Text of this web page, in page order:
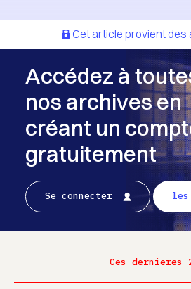
Cet article provient des
Accédez à
nos archives en
créant un
gratuitement
Se connecter
Ces dernieres